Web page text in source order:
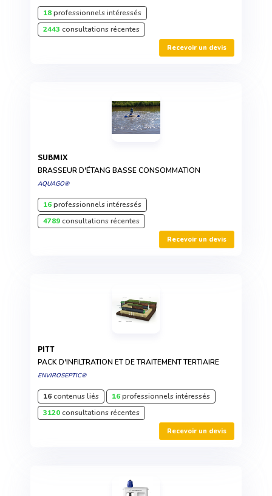
18professionnels intéressés
2443 consultations récentes
Recevoir un devis
SUBMIX
BRASSEUR D'ÉTANG BASSE CONSOMMATION
AQUAGO®
16professionnels intéressés
4789consultations récentes
Recevoir un devis
PITT
PACK D'INFILTRATION ET DE TRAITEMENT TERTIAIRE
ENVIROSEPTIC®
16contenus liés 16professionnels intéressés
3120consultations récentes
Recevoir un devis